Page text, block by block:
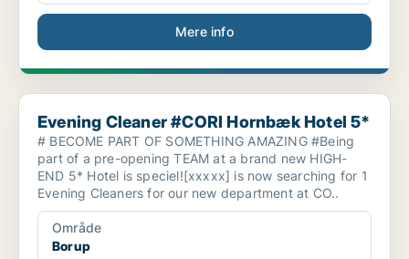
Mere info
Evening Cleaner #CORI Hornbæk Hotel 5*
Evening Cleaner #CORI Hornbæk Hotel 5*
# BECOME PART OF SOMETHING AMAZING #Being
part of a pre-opening TEAM at a brand new HIGH-
END 5* Hotel is speciel![xxxxx] is now searching for 1
Evening Cleaners for our new department at CO..
Område
Borup